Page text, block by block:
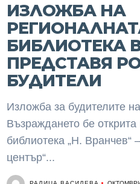
ИЗЛОЖБА НА
БИБЛИОТЕКА
ПРЕДСТАВЯ
БУДИТЕЛИ
Изложба за будителите
Възраждането бе
библиотека „Н. Вранчев“
център“...